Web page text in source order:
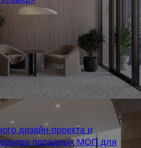
дизайн-проекта и
парадных МОП для